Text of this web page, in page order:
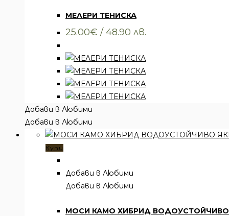
МЕЛЕРИ ТЕНИСКА
25.00€ / 48.90 лв.
Добави в Любими
Добави в Любими
Купи
Добави в Любими
Добави в Любими
МОСИ КАМО ХИБРИД ВОДОУСТОЙЧИВО